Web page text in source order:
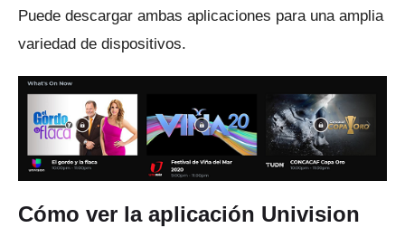
Puede descargar ambas aplicaciones para una amplia
variedad de dispositivos.
Cómo ver la aplicación Univision